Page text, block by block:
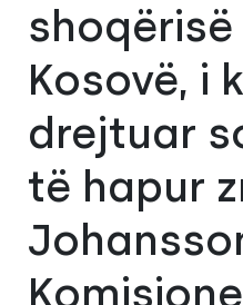
Kosovë, i
drejtuar
të hapur